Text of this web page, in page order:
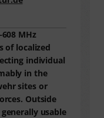
MHz
of localized
individual
in the
sites or
Outside
usable